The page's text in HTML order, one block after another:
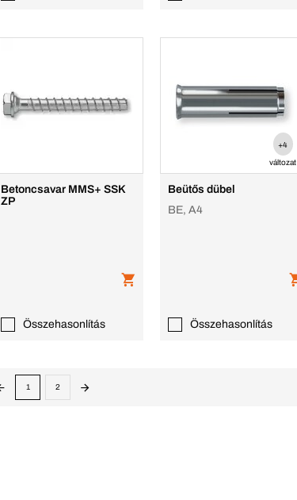
Betoncsavar MMS+ SSK
ZP
Összehasonlítás
+4
változat
Beütős dübel
BE, A4
Összehasonlítás
1 2